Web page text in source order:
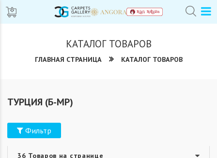
КАТАЛОГ ТОВАРОВ
ГЛАВНАЯ СТРАНИЦА КАТАЛОГ ТОВАРОВ
ТУРЦИЯ (Б-МР)
Фильтр